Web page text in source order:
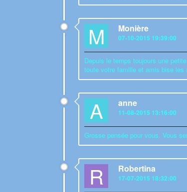
M Monière
07-10-2015 19:39:00
Depuis le temps toujours une
toute votre famille et amis bise les
A anne
11-08-2015 13:16:00
Grosse pensée pour vous. Vous
R Robertina
17-07-2015 18:32:00